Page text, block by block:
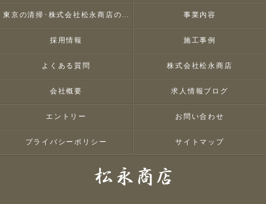
東京の清掃･株式会社松永商店のお客様の声 事業内容
採用情報 施工事例
よくある質問 株式会社松永商店
会社概要 求人情報ブログ
エントリー お問い合わせ
プライバシーポリシー サイトマップ